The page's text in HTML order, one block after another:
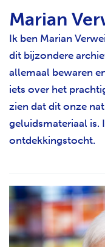
Marian
Ik ben Marian
dit bijzondere
allemaal bewaren
iets over het
zien dat dit onze
geluidsmateriaal is.
ontdekkingstocht.